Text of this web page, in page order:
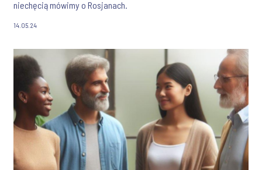
niechęcią mówimy o Rosjanach.
14.05.24